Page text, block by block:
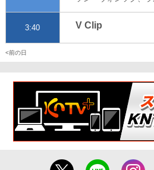
3:40 V Clip
前の日